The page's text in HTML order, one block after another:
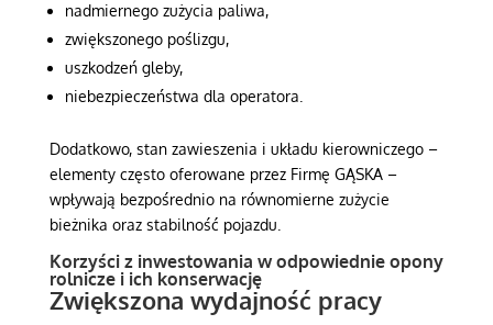
nadmiernego zużycia paliwa,
zwiększonego poślizgu,
uszkodzeń gleby,
niebezpieczeństwa dla operatora.
Dodatkowo, stan zawieszenia i układu kierowniczego –
elementy często oferowane przez Firmę GĄSKA –
wpływają bezpośrednio na równomierne zużycie
bieżnika oraz stabilność pojazdu.
Korzyści z inwestowania w odpowiednie opony
rolnicze i ich konserwację
Zwiększona wydajność pracy